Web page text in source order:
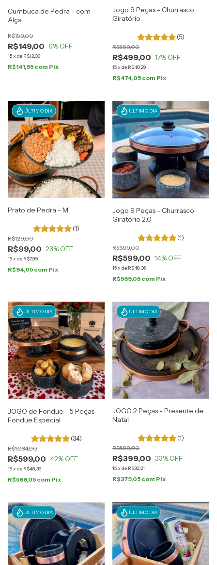
Cumbuca de Pedra - com
Alça
R$149,00
R$159,00
6% OFF
15x de R$12,03
R$141,55 com Pix
Jogo 9 Peças - Churrasco
Giratório
(5)
R$499,00
R$599,00
17% OFF
15x de R$40,29
R$474,05 com Pix
ÚLTIMO DIA
Prato de Pedra - M
(1)
R$99,00
R$129,00
23% OFF
15x de R$7,99
R$94,05 com Pix
ÚLTIMO DIA
Jogo 9 Peças - Churrasco
Giratório 2.0
(1)
R$599,00
R$699,00
14% OFF
15x de R$48,36
R$569,05 com Pix
ÚLTIMO DIA
JOGO de Fondue - 5 Peças
Fondue Especial
(34)
R$599,00
R$1.034,00
42% OFF
15x de R$48,36
R$569,05 com Pix
ÚLTIMO DIA
JOGO 2 Peças - Presente de
Natal
(1)
R$399,00
R$599,00
33% OFF
15x de R$32,21
R$379,05 com Pix
ÚLTIMO DIA ÚLTIMO DIA